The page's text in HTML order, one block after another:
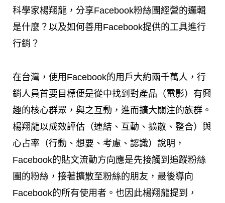
科學家楊翔龍，分享Facebook粉絲團經營的邏輯
是什麼？以及如何善用Facebook提供的工具進行
行銷？
在台灣，使用Facebook的用戶大約兩千萬人，行
銷人員首要目標便是從中找到對產品（電影）有興
趣的核心群眾，與之互動，進而擴大關注的族群。
楊翔龍以成效評估（連結、互動、擴散、整合）與
心占率（行動、想要、考慮、認識）說明，
Facebook的貼文流動方向應是先接觸到追蹤粉絲
團的粉絲，接著擴散至粉絲的朋友，最後導向
Facebook的所有使用者。也因此楊翔龍提到，